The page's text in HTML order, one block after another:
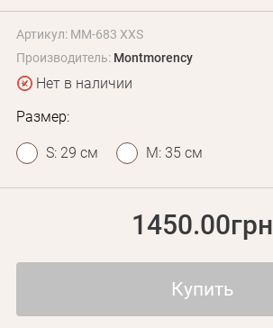
Артикул: MM-683 XXS
Производитель: Montmorency
Нет в наличии
Размер:
S: 29 см M: 35 см
1450.00грн
Купить